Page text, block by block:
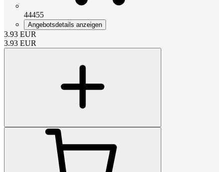
44455
Angebotsdetails anzeigen
3.93 EUR
3.93 EUR